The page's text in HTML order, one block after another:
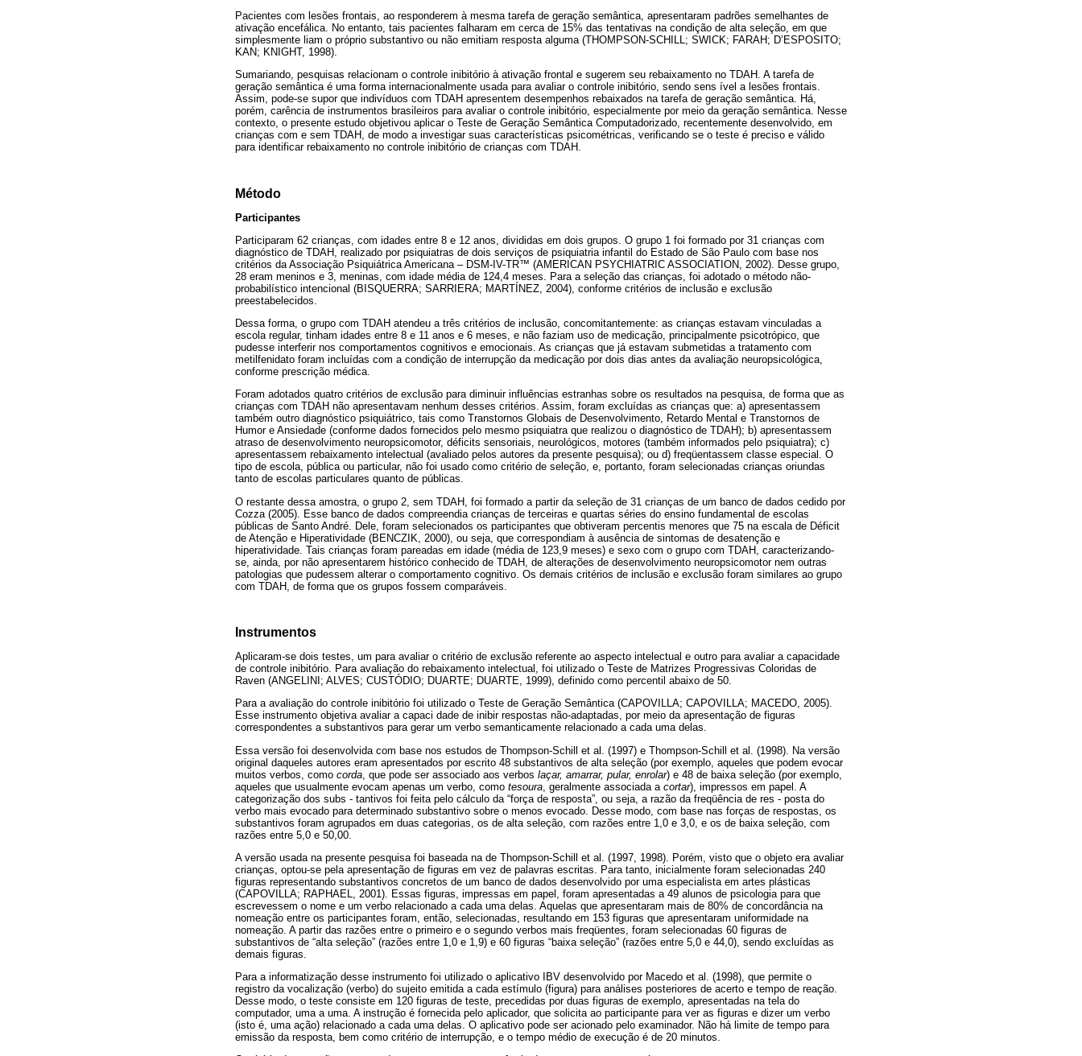
Pacientes com lesões frontais, ao responderem à mesma tarefa de geração semântica, apresentaram padrões semelhantes de
ativação encefálica. No entanto, tais pacientes falharam em cerca de 15% das tentativas na condição de alta seleção, em que
simplesmente liam o próprio substantivo ou não emitiam resposta alguma (THOMPSON-SCHILL; SWICK; FARAH; D’ESPOSITO;
KAN; KNIGHT, 1998).
Sumariando, pesquisas relacionam o controle inibitório à ativação frontal e sugerem seu rebaixamento no TDAH. A tarefa de
geração semântica é uma forma internacionalmente usada para avaliar o controle inibitório, sendo sens ível a lesões frontais.
Assim, pode-se supor que indivíduos com TDAH apresentem desempenhos rebaixados na tarefa de geração semântica. Há,
porém, carência de instrumentos brasileiros para avaliar o controle inibitório, especialmente por meio da geração semântica. Nesse
contexto, o presente estudo objetivou aplicar o Teste de Geração Semântica Computadorizado, recentemente desenvolvido, em
crianças com e sem TDAH, de modo a investigar suas características psicométricas, verificando se o teste é preciso e válido
para identificar rebaixamento no controle inibitório de crianças com TDAH.
Método
Participantes
Participaram 62 crianças, com idades entre 8 e 12 anos, divididas em dois grupos. O grupo 1 foi formado por 31 crianças com
diagnóstico de TDAH, realizado por psiquiatras de dois serviços de psiquiatria infantil do Estado de São Paulo com base nos
critérios da Associação Psiquiátrica Americana – DSM-IV-TR™ (AMERICAN PSYCHIATRIC ASSOCIATION, 2002). Desse grupo,
28 eram meninos e 3, meninas, com idade média de 124,4 meses. Para a seleção das crianças, foi adotado o método não-
probabilístico intencional (BISQUERRA; SARRIERA; MARTÍNEZ, 2004), conforme critérios de inclusão e exclusão
preestabelecidos.
Dessa forma, o grupo com TDAH atendeu a três critérios de inclusão, concomitantemente: as crianças estavam vinculadas a
escola regular, tinham idades entre 8 e 11 anos e 6 meses, e não faziam uso de medicação, principalmente psicotrópico, que
pudesse interferir nos comportamentos cognitivos e emocionais. As crianças que já estavam submetidas a tratamento com
metilfenidato foram incluídas com a condição de interrupção da medicação por dois dias antes da avaliação neuropsicológica,
conforme prescrição médica.
Foram adotados quatro critérios de exclusão para diminuir influências estranhas sobre os resultados na pesquisa, de forma que as
crianças com TDAH não apresentavam nenhum desses critérios. Assim, foram excluídas as crianças que: a) apresentassem
também outro diagnóstico psiquiátrico, tais como Transtornos Globais de Desenvolvimento, Retardo Mental e Transtornos de
Humor e Ansiedade (conforme dados fornecidos pelo mesmo psiquiatra que realizou o diagnóstico de TDAH); b) apresentassem
atraso de desenvolvimento neuropsicomotor, déficits sensoriais, neurológicos, motores (também informados pelo psiquiatra); c)
apresentassem rebaixamento intelectual (avaliado pelos autores da presente pesquisa); ou d) freqüentassem classe especial. O
tipo de escola, pública ou particular, não foi usado como critério de seleção, e, portanto, foram selecionadas crianças oriundas
tanto de escolas particulares quanto de públicas.
O restante dessa amostra, o grupo 2, sem TDAH, foi formado a partir da seleção de 31 crianças de um banco de dados cedido por
Cozza (2005). Esse banco de dados compreendia crianças de terceiras e quartas séries do ensino fundamental de escolas
públicas de Santo André. Dele, foram selecionados os participantes que obtiveram percentis menores que 75 na escala de Déficit
de Atenção e Hiperatividade (BENCZIK, 2000), ou seja, que correspondiam à ausência de sintomas de desatenção e
hiperatividade. Tais crianças foram pareadas em idade (média de 123,9 meses) e sexo com o grupo com TDAH, caracterizando-
se, ainda, por não apresentarem histórico conhecido de TDAH, de alterações de desenvolvimento neuropsicomotor nem outras
patologias que pudessem alterar o comportamento cognitivo. Os demais critérios de inclusão e exclusão foram similares ao grupo
com TDAH, de forma que os grupos fossem comparáveis.
Instrumentos
Aplicaram-se dois testes, um para avaliar o critério de exclusão referente ao aspecto intelectual e outro para avaliar a capacidade
de controle inibitório. Para avaliação do rebaixamento intelectual, foi utilizado o Teste de Matrizes Progressivas Coloridas de
Raven (ANGELINI; ALVES; CUSTÓDIO; DUARTE; DUARTE, 1999), definido como percentil abaixo de 50.
Para a avaliação do controle inibitório foi utilizado o Teste de Geração Semântica (CAPOVILLA; CAPOVILLA; MACEDO, 2005).
Esse instrumento objetiva avaliar a capaci dade de inibir respostas não-adaptadas, por meio da apresentação de figuras
correspondentes a substantivos para gerar um verbo semanticamente relacionado a cada uma delas.
Essa versão foi desenvolvida com base nos estudos de Thompson-Schill et al. (1997) e Thompson-Schill et al. (1998). Na versão
original daqueles autores eram apresentados por escrito 48 substantivos de alta seleção (por exemplo, aqueles que podem evocar
muitos verbos, como corda , que pode ser associado aos verbos laçar, amarrar, pular, enrolar) e 48 de baixa seleção (por exemplo,
aqueles que usualmente evocam apenas um verbo, como tesoura , geralmente associada a cortar), impressos em papel. A
categorização dos subs - tantivos foi feita pelo cálculo da “força de resposta”, ou seja, a razão da freqüência de res - posta do
verbo mais evocado para determinado substantivo sobre o menos evocado. Desse modo, com base nas forças de respostas, os
substantivos foram agrupados em duas categorias, os de alta seleção, com razões entre 1,0 e 3,0, e os de baixa seleção, com
razões entre 5,0 e 50,00.
A versão usada na presente pesquisa foi baseada na de Thompson-Schill et al. (1997, 1998). Porém, visto que o objeto era avaliar
crianças, optou-se pela apresentação de figuras em vez de palavras escritas. Para tanto, inicialmente foram selecionadas 240
figuras representando substantivos concretos de um banco de dados desenvolvido por uma especialista em artes plásticas
(CAPOVILLA; RAPHAEL, 2001). Essas figuras, impressas em papel, foram apresentadas a 49 alunos de psicologia para que
escrevessem o nome e um verbo relacionado a cada uma delas. Aquelas que apresentaram mais de 80% de concordância na
nomeação entre os participantes foram, então, selecionadas, resultando em 153 figuras que apresentaram uniformidade na
nomeação. A partir das razões entre o primeiro e o segundo verbos mais freqüentes, foram selecionadas 60 figuras de
substantivos de “alta seleção” (razões entre 1,0 e 1,9) e 60 figuras “baixa seleção” (razões entre 5,0 e 44,0), sendo excluídas as
demais figuras.
Para a informatização desse instrumento foi utilizado o aplicativo IBV desenvolvido por Macedo et al. (1998), que permite o
registro da vocalização (verbo) do sujeito emitida a cada estímulo (figura) para análises posteriores de acerto e tempo de reação.
Desse modo, o teste consiste em 120 figuras de teste, precedidas por duas figuras de exemplo, apresentadas na tela do
computador, uma a uma. A instrução é fornecida pelo aplicador, que solicita ao participante para ver as figuras e dizer um verbo
(isto é, uma ação) relacionado a cada uma delas. O aplicativo pode ser acionado pelo examinador. Não há limite de tempo para
emissão da resposta, bem como critério de interrupção, e o tempo médio de execução é de 20 minutos.